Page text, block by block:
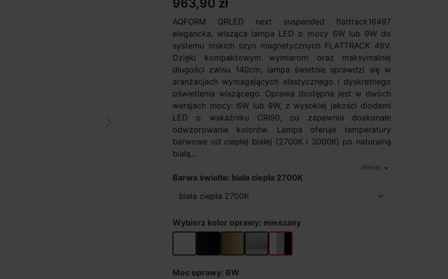
963,90 zł
AQFORM QRLED next suspended flattrack16497
elegancka, wisząca lampa LED o mocy 6W lub 9W do
systemu niskich szyn magnetycznych FLATTRACK 48V.
Dzięki kompaktowym wymiarom oraz maksymalnej
długości zwisu 140cm, lampa świetnie sprawdzi się w
aranżacjach wymagających elastycznego i dyskretnego
oświetlenia wiszącego. Oprawa dostępna jest w dwóch
wersjach mocy: 6W lub 9W, z wysokiej jakości diodami
LED o wskaźniku CRI90, co zapewnia doskonałe
odwzorowanie kolorów. Lampa oferuje temperatury
barwowe od ciepłej białej (2700K i 3000K) po naturalną
białą...
Więcej expand_more
Barwa światła: biała ciepła 2700K
Wybierz kolor oprawy: mieszany
biały czarnyzłoty szary mieszany
Moc oprawy: 6W